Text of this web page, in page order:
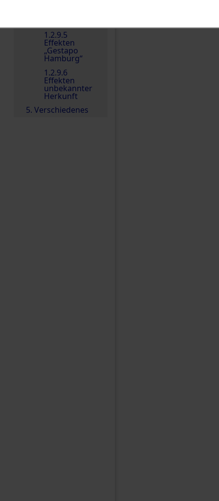
1.2.9.5
Effekten
„Gestapo
Hamburg“
1.2.9.6
Effekten
unbekannter
Herkunft
5. Verschiedenes